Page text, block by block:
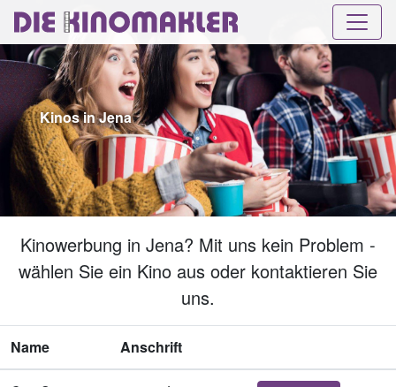
Kinos in Jena
Kinowerbung in Jena? Mit uns kein Problem -
wählen Sie ein Kino aus oder kontaktieren Sie
uns.
Name Anschrift